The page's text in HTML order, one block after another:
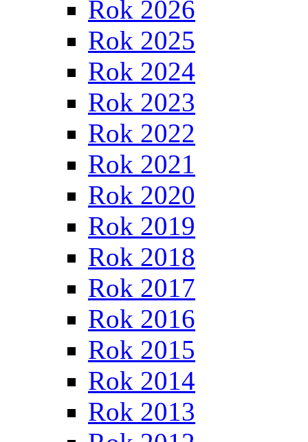
Rok 2026
Rok 2025
Rok 2024
Rok 2023
Rok 2022
Rok 2021
Rok 2020
Rok 2019
Rok 2018
Rok 2017
Rok 2016
Rok 2015
Rok 2014
Rok 2013